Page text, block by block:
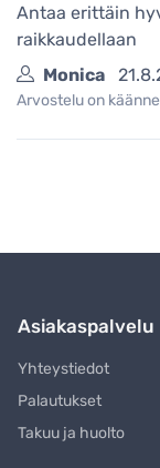
Antaa erittäin
raikkaudellaan
Monica
Arvostelu on
Asiakaspalvelu
Yhteystiedot
Palautukset
Takuu ja huolto